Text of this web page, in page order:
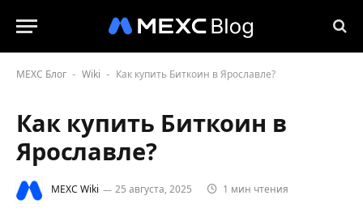
MEXC Блог - Wiki - Как купить Биткоин в Ярославле?
Как купить Биткоин в
Ярославле?
MEXC Wiki 25 августа, 2025 1 мин чтения